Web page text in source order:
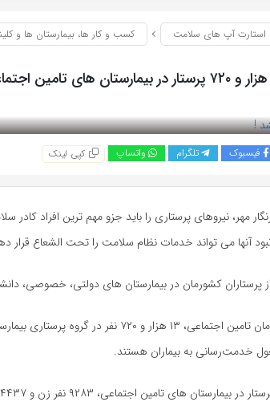
استارت آپ های سلامت کسب و کار ها، بیمارستان ها و
فیسبوک تلگرام واتساپ کپی لینک
مهر، نیروهای پرستاری را باید جزو مهم ترین افراد کادر
آنها می تواند خدمات نظام سلامت را تحت الشعاع قرار
پرستاران کشورمان در بیمارستان های دولتی، خصوصی،
بنابر اعلام سازمان تامین اجتماعی، ۱۳ هزار و
خدمت‌رسانی به بیماران هستند.
های تامین اجتماعی، ۹۲۸۳ نفر زن و ۴۴۳۷ نفر مرد هستند.